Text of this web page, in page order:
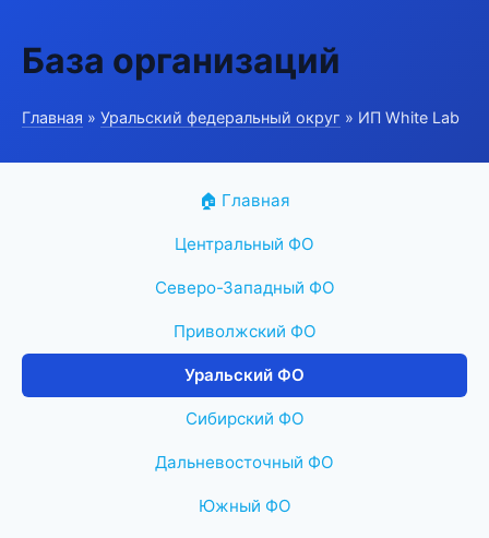
База организаций
Главная » Уральский федеральный округ » ИП White Lab
🏠 Главная
Центральный ФО
Северо-Западный ФО
Приволжский ФО
Уральский ФО
Сибирский ФО
Дальневосточный ФО
Южный ФО